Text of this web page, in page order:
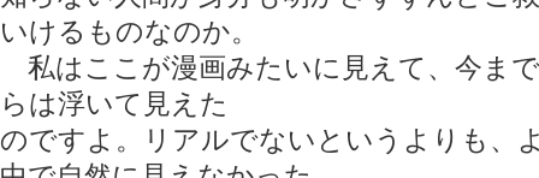
いけるものなのか。
私はここが漫画みたいに見えて、今ま
らは浮いて見えた
のですよ。リアルでないというよりも、